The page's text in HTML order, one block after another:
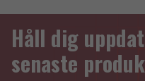
Håll dig
senaste